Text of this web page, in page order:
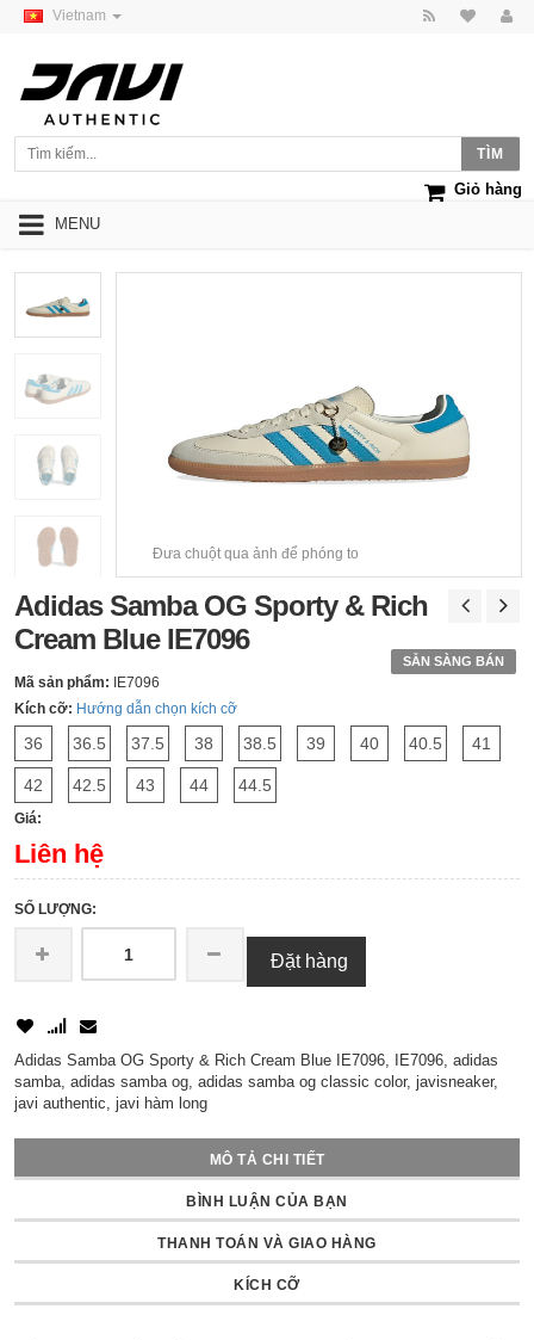
Vietnam
Giỏ hàng
MENU
Đưa chuột qua ảnh để phóng to
Adidas Samba OG Sporty & Rich
Cream Blue IE7096
SẴN SÀNG BÁN
Mã sản phẩm: IE7096
Kích cỡ: Hướng dẫn chọn kích cỡ
36 36.5 37.5 38 38.5 39 40 40.5 41
42 42.5 43 44 44.5
Giá:
Liên hệ
SỐ LƯỢNG:
Đặt hàng
Adidas Samba OG Sporty & Rich Cream Blue IE7096, IE7096, adidas
samba, adidas samba og, adidas samba og classic color, javisneaker,
javi authentic, javi hàm long
MÔ TẢ CHI TIẾT
BÌNH LUẬN CỦA BẠN
THANH TOÁN VÀ GIAO HÀNG
KÍCH CỠ